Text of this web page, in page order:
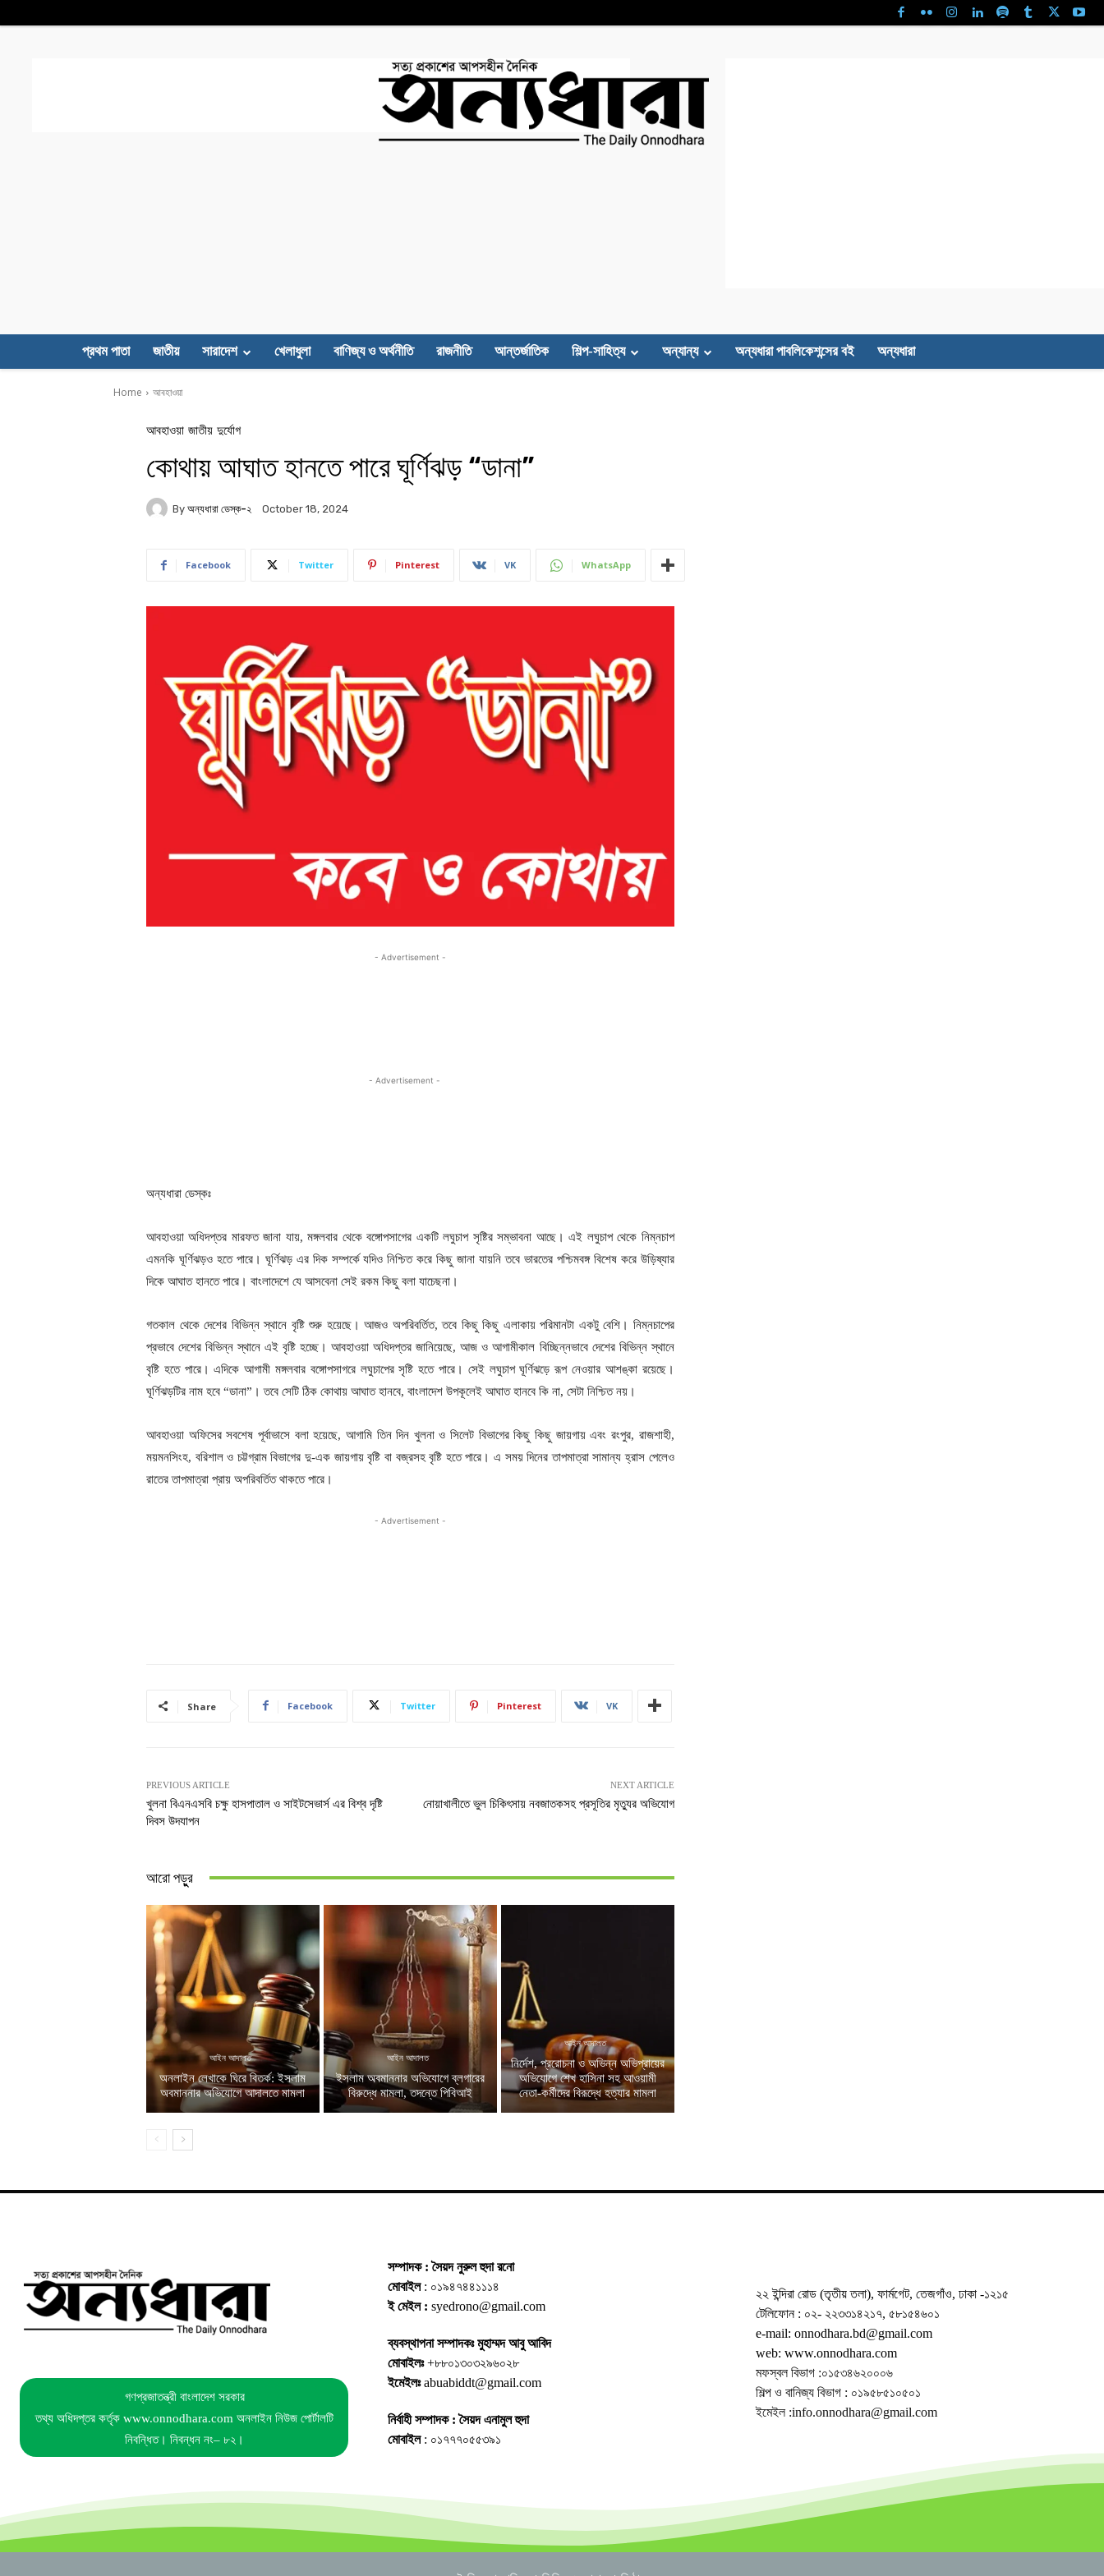
প্রথম পাতা জাতীয় সারাদেশ খেলাধুলা বাণিজ্য ও অর্থনীতি রাজনীতি আন্তর্জাতিক শিল্প-সাহিত্য অন্যান্য অন্যধারা পাবলিকেশন্সের বই অন্যধারা
Home আবহাওয়া
আবহাওয়া জাতীয় দুর্যোগ
কোথায় আঘাত হানতে পারে ঘূর্ণিঝড় “ডানা”
By অন্যধারা ডেস্ক-২ October 18, 2024
Facebook Twitter Pinterest VK WhatsApp
- Advertisement -
- Advertisement -
অন্যধারা ডেস্কঃ
আবহাওয়া অধিদপ্তর মারফত জানা যায়, মঙ্গলবার থেকে বঙ্গোপসাগের একটি লঘুচাপ সৃষ্টির সম্ভাবনা আছে। এই লঘুচাপ থেকে নিম্নচাপ
এমনকি ঘূর্ণিঝড়ও হতে পারে। ঘূর্ণিঝড় এর দিক সম্পর্কে যদিও নিশ্চিত করে কিছু জানা যায়নি তবে ভারতের পশ্চিমবঙ্গ বিশেষ করে উড়িষ্যার
দিকে আঘাত হানতে পারে। বাংলাদেশে যে আসবেনা সেই রকম কিছু বলা যাচেছনা।
গতকাল থেকে দেশের বিভিন্ন স্থানে বৃষ্টি শুরু হয়েছে। আজও অপরিবর্তিত, তবে কিছু কিছু এলাকায় পরিমানটা একটু বেশি। নিম্নচাপের
প্রভাবে দেশের বিভিন্ন স্থানে এই বৃষ্টি হচ্ছে। আবহাওয়া অধিদপ্তর জানিয়েছে, আজ ও আগামীকাল বিচ্ছিন্নভাবে দেশের বিভিন্ন স্থানে
বৃষ্টি হতে পারে। এদিকে আগামী মঙ্গলবার বঙ্গোপসাগরে লঘুচাপের সৃষ্টি হতে পারে। সেই লঘুচাপ ঘূর্ণিঝড়ে রূপ নেওয়ার আশঙ্কা রয়েছে।
ঘূর্ণিঝড়টির নাম হবে “ডানা”। তবে সেটি ঠিক কোথায় আঘাত হানবে, বাংলাদেশ উপকূলেই আঘাত হানবে কি না, সেটা নিশ্চিত নয়।
আবহাওয়া অফিসের সবশেষ পূর্বাভাসে বলা হয়েছে, আগামি তিন দিন খুলনা ও সিলেট বিভাগের কিছু কিছু জায়গায় এবং রংপুর, রাজশাহী,
ময়মনসিংহ, বরিশাল ও চট্টগ্রাম বিভাগের দু-এক জায়গায় বৃষ্টি বা বজ্রসহ বৃষ্টি হতে পারে। এ সময় দিনের তাপমাত্রা সামান্য হ্রাস পেলেও
রাতের তাপমাত্রা প্রায় অপরিবর্তিত থাকতে পারে।
- Advertisement -
Share Facebook Twitter Pinterest VK
PREVIOUS ARTICLE
খুলনা বিএনএসবি চক্ষু হাসপাতাল ও সাইটসেভার্স এর বিশ্ব দৃষ্টি
দিবস উদযাপন
NEXT ARTICLE
নোয়াখালীতে ভুল চিকিৎসায় নবজাতকসহ প্রসূতির মৃত্যুর অভিযোগ
আরো পড়ুুর
আইন আদালত
অনলাইন লেখাকে ঘিরে বিতর্ক: ইসলাম
অবমাননার অভিযোগে আদালতে মামলা
আইন আদালত
ইসলাম অবমাননার অভিযোগে ব্লগারের
বিরুদ্ধে মামলা, তদন্তে পিবিআই
আইন আদালত
নির্দেশ, প্ররোচনা ও অভিন্ন অভিপ্রায়ের
অভিযোগে শেখ হাসিনা সহ আওয়ামী
নেতা-কর্মীদের বিরূদ্ধে হত্যার মামলা
গণপ্রজাতন্ত্রী বাংলাদেশ সরকার
তথ্য অধিদপ্তর কর্তৃক www.onnodhara.com অনলাইন নিউজ পোর্টালটি
নিবন্ধিত। নিবন্ধন নং– ৮২।
সম্পাদক : সৈয়দ নুরুল হুদা রনো
মোবাইল: ০১৯৪৭৪৪১১১৪
ই মেইল : syedrono@gmail.com
ব্যবস্থাপনা সম্পাদকঃ মুহাম্মদ আবু আবিদ
মোবাইলঃ+৮৮০১৩০৩২৯৬০২৮
ইমেইলঃabuabiddt@gmail.com
নির্বাহী সম্পাদক : সৈয়দ এনামুল হুদা
মোবাইল: ০১৭৭৭০৫৫৩৯১
২২ ইন্দিরা রোড (তৃতীয় তলা), ফার্মগেট, তেজগাঁও, ঢাকা -১২১৫
টেলিফোন : ০২- ২২৩৩১৪২১৭, ৫৮১৫৪৬০১
e-mail: onnodhara.bd@gmail.com
web: www.onnodhara.com
মফস্বল বিভাগ :০১৫৩৪৬২০০০৬
শিল্প ও বানিজ্য বিভাগ : ০১৯৫৮৫১০৫০১
ইমেইল :info.onnodhara@gmail.com